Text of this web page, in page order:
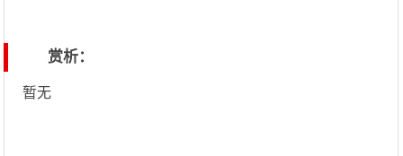
赏析：
暂无